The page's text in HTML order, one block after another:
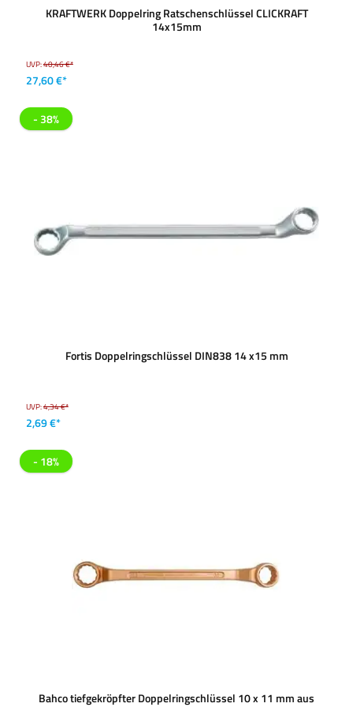
KRAFTWERK Doppelring Ratschenschlüssel CLICKRAFT
14x15mm
UVP:40,46 €*
27,60 €*
- 38%
Fortis Doppelringschlüssel DIN838 14 x15 mm
UVP:4,34 €*
2,69 €*
- 18%
Bahco tiefgekröpfter Doppelringschlüssel 10 x 11 mm aus